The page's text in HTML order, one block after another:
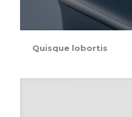
Quisque lobortis